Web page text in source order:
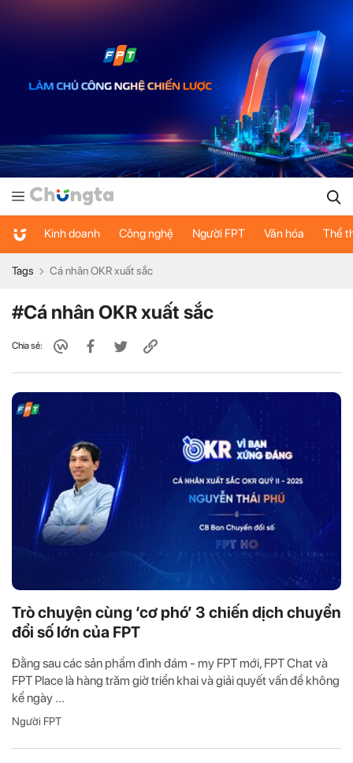
Kinh doanh Công nghệ Người FPT Văn hóa Thể
Tags Cá nhân OKR xuất sắc
#Cá nhân OKR xuất sắc
Chia sẻ:
Trò chuyện cùng ‘cơ phó’ 3 chiến dịch chuyển
đổi số lớn của FPT
Đằng sau các sản phẩm đình đám - my FPT mới, FPT Chat và
FPT Place là hàng trăm giờ triển khai và giải quyết vấn đề không
kể ngày ...
Người FPT